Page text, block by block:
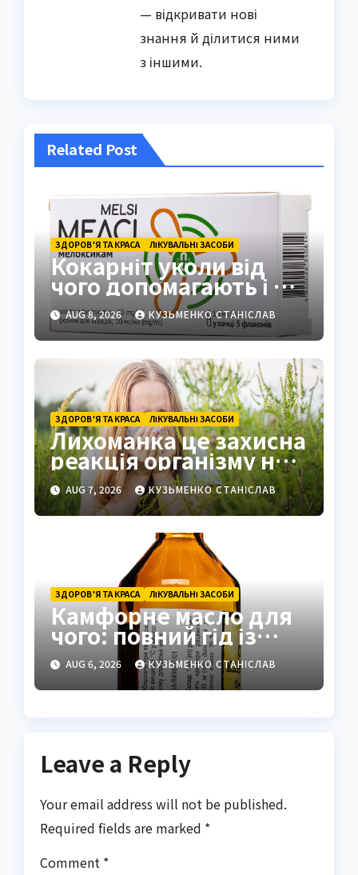
— відкривати нові
знання й ділитися ними
з іншими.
Related Post
ЗДОРОВ’Я ТА КРАСА ЛІКУВАЛЬНІ ЗАСОБИ
Кокарніт уколи від
чого допомагають і як
працюють
AUG 8, 2026 КУЗЬМЕНКО СТАНІСЛАВ
ЗДОРОВ’Я ТА КРАСА ЛІКУВАЛЬНІ ЗАСОБИ
Лихоманка це захисна
реакція організму на
інфекцію
AUG 7, 2026 КУЗЬМЕНКО СТАНІСЛАВ
ЗДОРОВ’Я ТА КРАСА ЛІКУВАЛЬНІ ЗАСОБИ
Камфорне масло для
чого: повний гід із
застосуванням і
властивостями
AUG 6, 2026 КУЗЬМЕНКО СТАНІСЛАВ
Leave a Reply
Your email address will not be published.
Required fields are marked *
Comment *